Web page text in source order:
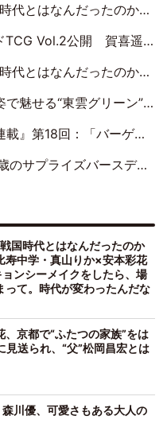
「正直、中3で辞めるというのを信じてなくて。そう言われてはいたけど、嘘でしょって」
香＆田村真佑が『京まふ』ステージに登壇
「東京からオファーが来たのと、梨の皮剥きとどっちが大事なんだって」
せる“東雲グリーン”の正体
ンセールハンターみうな inしまむら」編
「頼られる先輩になれるように努力していきたい」
国時代とはなんだったのか
寿中学・真山りか×安本彩花
ョンシーメイクをしたら、場
って。時代が変わったんだな
京都で“ふたつの家族”をは
見送られ、“父”松岡昌宏とは
川優、可愛さもある大人の